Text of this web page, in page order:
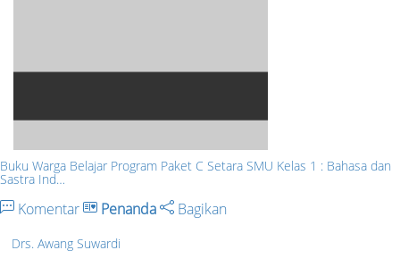
Buku Warga Belajar Program Paket C Setara SMU Kelas 1 : Bahasa dan
Sastra Ind…
Komentar Penanda Bagikan
Drs. Awang Suwardi